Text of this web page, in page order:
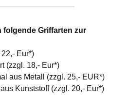
Griffarten zur
Eur*)
(zzgl. 18,- Eur*)
aus Metall (zzgl. 25,- EUR*)
Kunststoff (zzgl. 20,- Eur*)